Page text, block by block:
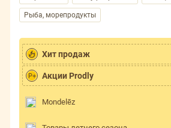
Рыба, морепродукты
Хит продаж
P+ Акции Prodly
Mondelēz